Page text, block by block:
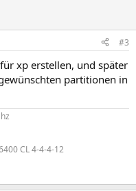
#3
xp erstellen, und später
partitionen in
CL 4-4-4-12